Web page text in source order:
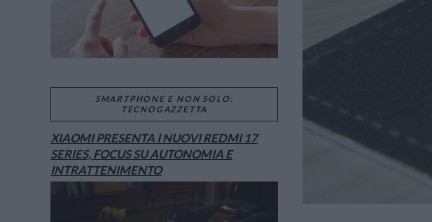
SMARTPHONE E NON SOLO:
TECNOGAZZETTA
XIAOMI PRESENTA I NUOVI REDMI 17
SERIES, FOCUS SU AUTONOMIA E
INTRATTENIMENTO